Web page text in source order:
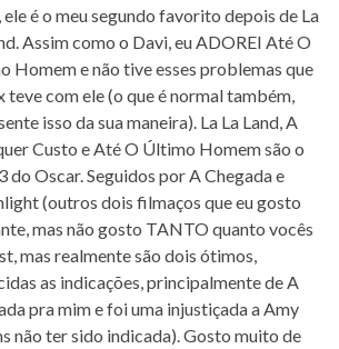
ele é o meu segundo favorito depois de La
Assim como o Davi, eu ADOREI Até O
Homem e não tive esses problemas que
teve com ele (o que é normal também,
isso da sua maneira). La La Land, A
Custo e Até O Último Homem são o
do Oscar. Seguidos por A Chegada e
(outros dois filmaços que eu gosto
mas não gosto TANTO quanto vocês
mas realmente são dois ótimos,
as indicações, principalmente de A
pra mim e foi uma injustiçada a Amy
não ter sido indicada). Gosto muito de